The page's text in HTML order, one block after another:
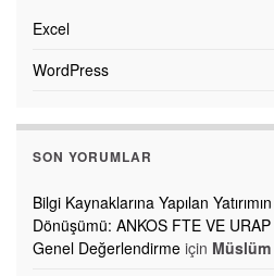
Excel
WordPress
SON YORUMLAR
Bilgi Kaynaklarına Yapılan
Dönüşümü: ANKOS FTE VE URAP
Genel Değerlendirme için